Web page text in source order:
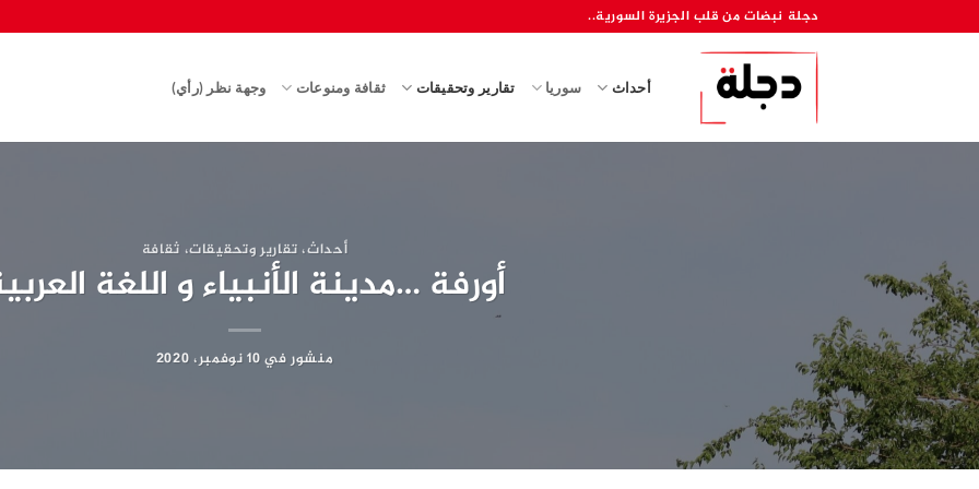
للمحتوى
دجلة نبضات من قلب الجزيرة السورية..
أحداث سوريا تقارير وتحقيقات ثقافة ومنوعات وجهة نظر (رأي)
أحداث، تقارير وتحقيقات، ثقافة
أورفة …مدينة الأنبياء و اللغة
منشور في10 نوفمبر، 2020